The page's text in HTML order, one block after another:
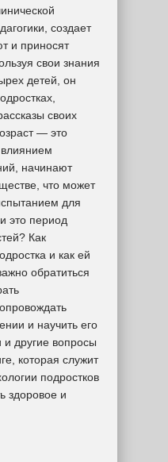
создает
и приносят
свои знания
детей, он
своих
— это
начинают
что может
для
это период
Как
и как ей
обратиться
и научить его
и другие вопросы
которая служит
подростков
здоровое и